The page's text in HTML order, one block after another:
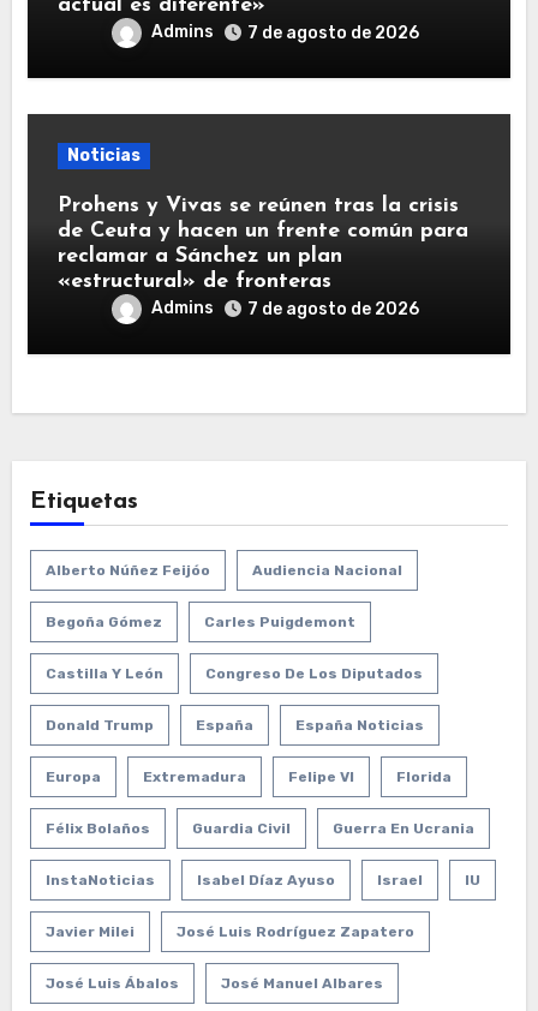
actual es diferente»
Admins 7 de agosto de 2026
Noticias
Prohens y Vivas se reúnen tras la crisis
de Ceuta y hacen un frente común para
reclamar a Sánchez un plan
«estructural» de fronteras
Admins 7 de agosto de 2026
Etiquetas
Alberto Núñez Feijóo Audiencia Nacional
Begoña Gómez Carles Puigdemont
Castilla Y León Congreso De Los Diputados
Donald Trump España España Noticias
Europa Extremadura Felipe VI Florida
Félix Bolaños Guardia Civil Guerra En Ucrania
InstaNoticias Isabel Díaz Ayuso Israel IU
Javier Milei José Luis Rodríguez Zapatero
José Luis Ábalos José Manuel Albares